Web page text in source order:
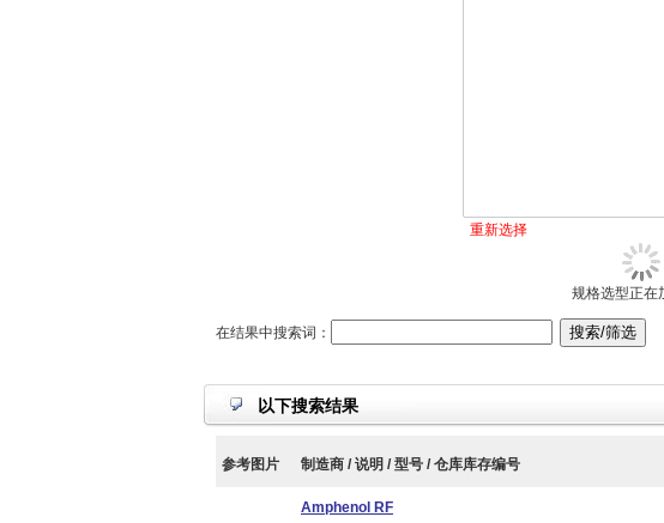
重新选择
规格选型正在
在结果中搜索词：
以下搜索结果
参考图片 制造商 / 说明 / 型号 / 仓库库存编号
Amphenol RF